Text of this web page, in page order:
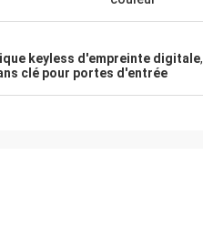
keyless d'empreinte digitale,
clé pour portes d'entrée